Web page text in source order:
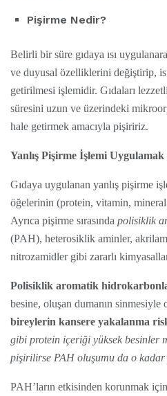
Pişirme Nedir?
Belirli bir süre gıdaya ısı
ve duyusal özelliklerini değiştirip,
getirilmesi işlemidir. Gıdaları
süresini uzun ve üzerindeki
hale getirmek amacıyla pişiririz.
Yanlış Pişirme İşlemi
Gıdaya uygulanan yanlış pişirme
öğelerinin (protein, vitamin,
Ayrıca pişirme sırasında polisiklik
(PAH), heterosiklik aminler,
nitrozamidler gibi zararlı
Polisiklik aromatik
besine, oluşan dumanın sinmesiyle
bireylerin kansere yakalanma
gibi protein içeriği yüksek besinler
pişirilirse PAH oluşumu da o kadar
PAH’ların etkisinden korunmak